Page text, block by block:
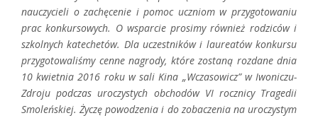
nauczycieli o zachęcenie i pomoc uczniom w przygotowaniu
prac konkursowych. O wsparcie prosimy również rodziców i
szkolnych katechetów. Dla uczestników i laureatów konkursu
przygotowaliśmy cenne nagrody, które zostaną rozdane dnia
10 kwietnia 2016 roku w sali Kina „Wczasowicz” w Iwoniczu-
Zdroju podczas uroczystych obchodów VI rocznicy Tragedii
Smoleńskiej. Życzę powodzenia i do zobaczenia na uroczystym